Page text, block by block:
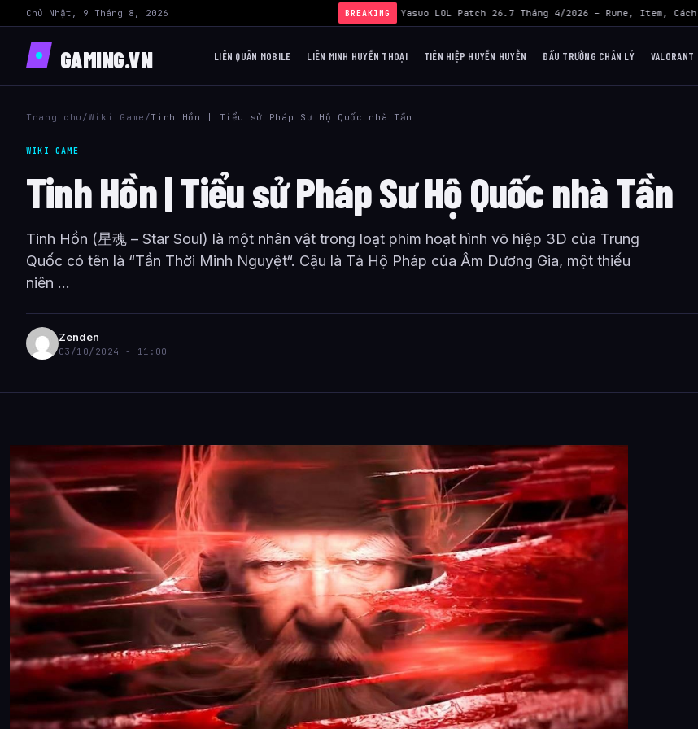
Chủ Nhật, 9 Tháng 8, 2026 BREAKING
› Build Yasuo LOL Patch 26.7 Tháng 4/2026 – Rune, Item, Cách
GAMING.VN LIÊN QUÂN MOBILE LIÊN MINH HUYỀN THOẠI TIÊN HIỆP HUYỀN HUYỄN ĐẤU TRƯỜNG CHÂN LÝ VALORANT
Trang chu /Wiki Game /Tinh Hồn | Tiểu sử Pháp Sư Hộ Quốc nhà Tần
WIKI GAME
Tinh Hồn | Tiểu sử Pháp Sư Hộ Quốc nhà Tần
Tinh Hồn (星魂 – Star Soul) là một nhân vật trong loạt phim hoạt hình võ hiệp 3D của Trung
Quốc có tên là “Tần Thời Minh Nguyệt“. Cậu là Tả Hộ Pháp của Âm Dương Gia, một thiếu
niên ...
Zenden
03/10/2024 - 11:00